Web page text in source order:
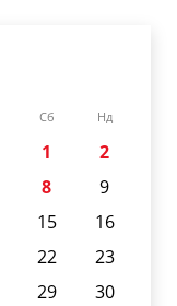
Сб Нд
1
2
8
9
15
16
22
23
29
30